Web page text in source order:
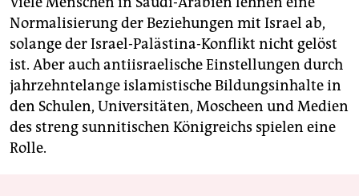
Normalisierung der Beziehungen mit Israel ab,
solange der Israel-Palästina-Konflikt nicht gelöst
ist. Aber auch antiisraelische Einstellungen durch
jahrzehntelange islamistische Bildungsinhalte in
den Schulen, Universitäten, Moscheen und Medien
des streng sunnitischen Königreichs spielen eine
Rolle.